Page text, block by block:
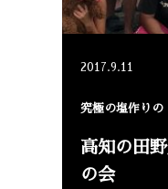
2017.9.11
究極の塩作りの
高知の田
の会